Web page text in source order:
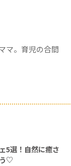
マ。育児の合間
5選！自然に癒さ
♡